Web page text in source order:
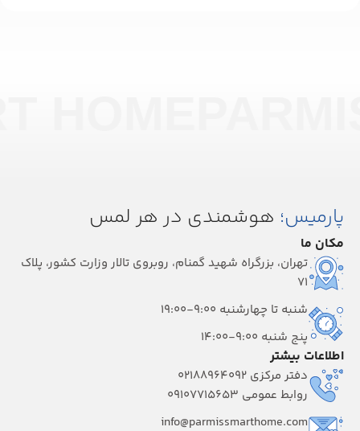
پارمیس؛ هوشمندی در هر لمس
مکان ما
تهران، بزرگراه شهید گمنام، روبروی تالار وزارت کشور، پلاک
۷۱
شنبه تا چهارشنبه 9:00-19:00
پنج شنبه 9:00-14:00
اطلاعات بیشتر
دفتر مرکزی 02188964092
روابط عمومی 09107715653
info@parmissmarthome.com